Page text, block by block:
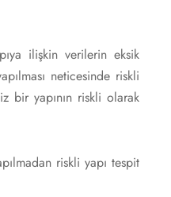
ilişkin verilerin eksik
neticesinde riskli
bir yapının riskli olarak
riskli yapı tespit